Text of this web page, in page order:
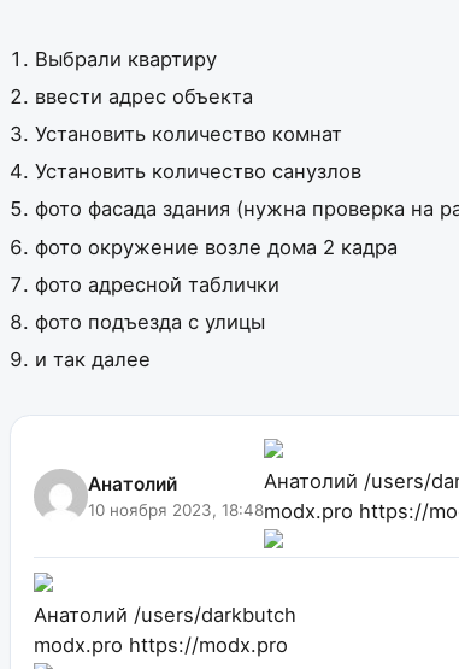
Выбрали квартиру
ввести адрес объекта
Установить количество комнат
Установить количество санузлов
фото фасада здания (нужна проверка на
фото окружение возле дома 2 кадра
фото адресной таблички
фото подъезда с улицы
и так далее
Анатолий
10 ноября 2023, 18:48
Анатолий /users/
modx.pro https://
Анатолий /users/darkbutch
modx.pro https://modx.pro